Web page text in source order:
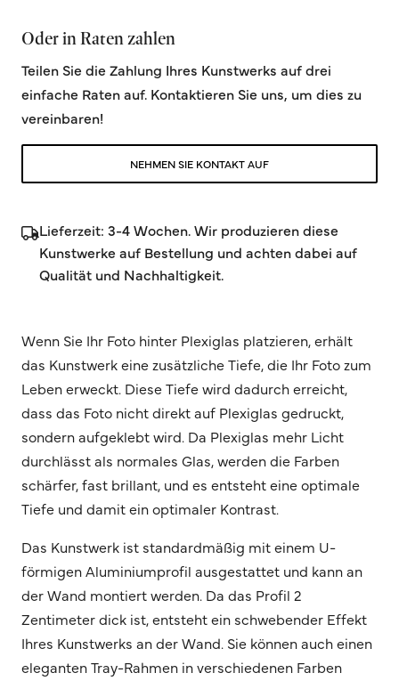
Oder in Raten zahlen
Teilen Sie die Zahlung Ihres Kunstwerks auf drei
einfache Raten auf. Kontaktieren Sie uns, um dies zu
vereinbaren!
NEHMEN SIE KONTAKT AUF
Lieferzeit: 3-4 Wochen. Wir produzieren diese
Kunstwerke auf Bestellung und achten dabei auf
Qualität und Nachhaltigkeit.
Wenn Sie Ihr Foto hinter Plexiglas platzieren, erhält
das Kunstwerk eine zusätzliche Tiefe, die Ihr Foto zum
Leben erweckt. Diese Tiefe wird dadurch erreicht,
dass das Foto nicht direkt auf Plexiglas gedruckt,
sondern aufgeklebt wird. Da Plexiglas mehr Licht
durchlässt als normales Glas, werden die Farben
schärfer, fast brillant, und es entsteht eine optimale
Tiefe und damit ein optimaler Kontrast.
Das Kunstwerk ist standardmäßig mit einem U-
förmigen Aluminiumprofil ausgestattet und kann an
der Wand montiert werden. Da das Profil 2
Zentimeter dick ist, entsteht ein schwebender Effekt
Ihres Kunstwerks an der Wand. Sie können auch einen
eleganten Tray-Rahmen in verschiedenen Farben